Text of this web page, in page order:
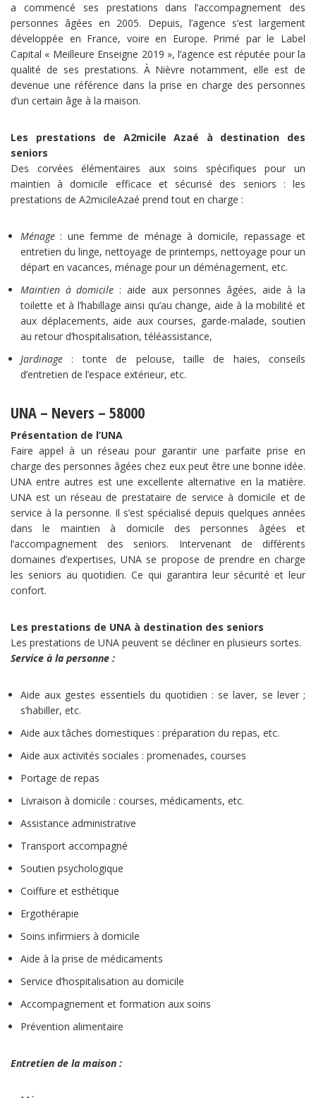
a commencé ses prestations dans l’accompagnement des
personnes âgées en 2005. Depuis, l’agence s’est largement
développée en France, voire en Europe. Primé par le Label
Capital « Meilleure Enseigne 2019 », l’agence est réputée pour la
qualité de ses prestations. À Nièvre notamment, elle est de
devenue une référence dans la prise en charge des personnes
d’un certain âge à la maison.
Les prestations de A2micile Azaé à destination des
seniors
Des corvées élémentaires aux soins spécifiques pour un
maintien à domicile efficace et sécurisé des seniors : les
prestations de A2micileAzaé prend tout en charge :
Ménage : une femme de ménage à domicile, repassage et
entretien du linge, nettoyage de printemps, nettoyage pour un
départ en vacances, ménage pour un déménagement, etc.
Maintien à domicile : aide aux personnes âgées, aide à la
toilette et à l’habillage ainsi qu’au change, aide à la mobilité et
aux déplacements, aide aux courses, garde-malade, soutien
au retour d’hospitalisation, téléassistance,
Jardinage : tonte de pelouse, taille de haies, conseils
d’entretien de l’espace extérieur, etc.
UNA – Nevers – 58000
Présentation de l’UNA
Faire appel à un réseau pour garantir une parfaite prise en
charge des personnes âgées chez eux peut être une bonne idée.
UNA entre autres est une excellente alternative en la matière.
UNA est un réseau de prestataire de service à domicile et de
service à la personne. Il s’est spécialisé depuis quelques années
dans le maintien à domicile des personnes âgées et
l’accompagnement des seniors. Intervenant de différents
domaines d’expertises, UNA se propose de prendre en charge
les seniors au quotidien. Ce qui garantira leur sécurité et leur
confort.
Les prestations de UNA à destination des seniors
Les prestations de UNA peuvent se décliner en plusieurs sortes.
Service à la personne :
Aide aux gestes essentiels du quotidien : se laver, se lever ;
s’habiller, etc.
Aide aux tâches domestiques : préparation du repas, etc.
Aide aux activités sociales : promenades, courses
Portage de repas
Livraison à domicile : courses, médicaments, etc.
Assistance administrative
Transport accompagné
Soutien psychologique
Coiffure et esthétique
Ergothérapie
Soins infirmiers à domicile
Aide à la prise de médicaments
Service d’hospitalisation au domicile
Accompagnement et formation aux soins
Prévention alimentaire
Entretien de la maison :